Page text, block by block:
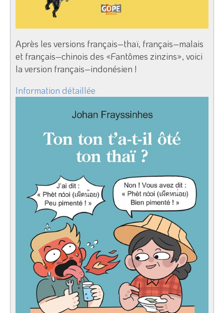
Après les versions français–thaï, français–malais
et français–chinois des «Fantômes zinzins», voici
la version français–indonésien !
Information détaillée